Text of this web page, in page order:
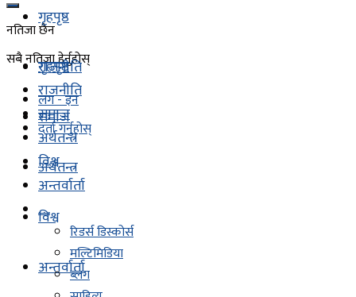
नतिजा छैन
सबै नतिजा हेर्नुहोस्
लग - इन
दर्ता गर्नुहोस्
गृहपृष्ठ
राजनीति
समाज
अर्थतन्त्र
विश्व
अन्तर्वार्ता
गृहपृष्ठ
राजनीति
समाज
अर्थतन्त्र
विश्व
अन्तर्वार्ता
. . .
रिडर्स डिस्कोर्स
मल्टिमिडिया
ब्लग